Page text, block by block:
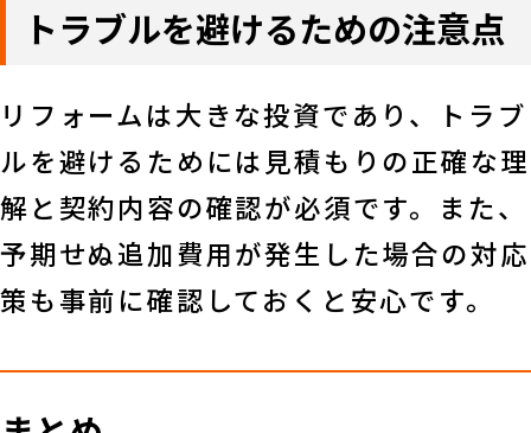
トラブルを避けるための注意点
リフォームは大きな投資であり、トラブ
ルを避けるためには見積もりの正確な理
解と契約内容の確認が必須です。また、
予期せぬ追加費用が発生した場合の対応
策も事前に確認しておくと安心です。